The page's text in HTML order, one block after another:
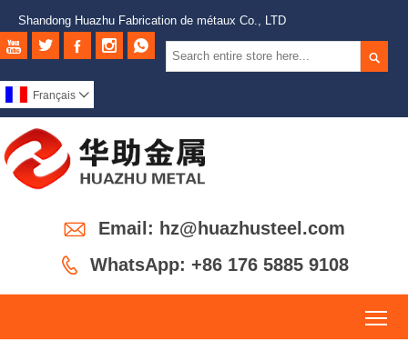
Shandong Huazhu Fabrication de métaux Co., LTD

    
Français 
 Email: hz@huazhusteel.com
 WhatsApp: +86 176 5885 9108